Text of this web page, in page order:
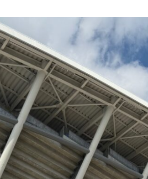
グ
イ
ベ
ン
ト
に